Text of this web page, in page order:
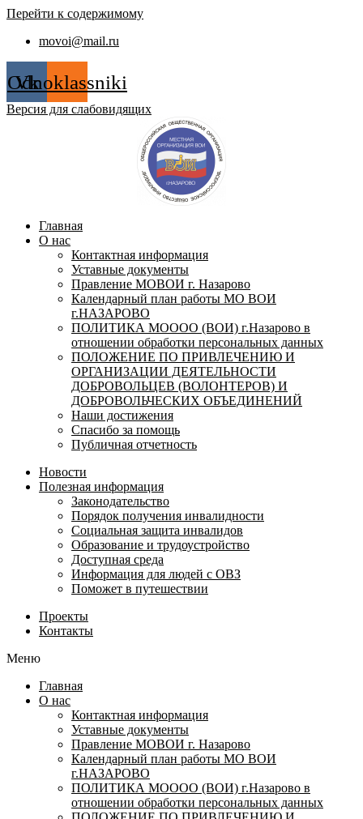
Перейти к содержимому
movoi@mail.ru
Vk
Odnoklassniki
Версия для слабовидящих
Главная
О нас
Контактная информация
Уставные документы
Правление МОВОИ г. Назарово
Календарный план работы МО ВОИ
г.НАЗАРОВО
ПОЛИТИКА МОООО (ВОИ) г.Назарово в
отношении обработки персональных данных
ПОЛОЖЕНИЕ ПО ПРИВЛЕЧЕНИЮ И
ОРГАНИЗАЦИИ ДЕЯТЕЛЬНОСТИ
ДОБРОВОЛЬЦЕВ (ВОЛОНТЕРОВ) И
ДОБРОВОЛЬЧЕСКИХ ОБЪЕДИНЕНИЙ
Наши достижения
Спасибо за помощь
Публичная отчетность
Новости
Полезная информация
Законодательство
Порядок получения инвалидности
Социальная защита инвалидов
Образование и трудоустройство
Доступная среда
Информация для людей с ОВЗ
Поможет в путешествии
Проекты
Контакты
Меню
Главная
О нас
Контактная информация
Уставные документы
Правление МОВОИ г. Назарово
Календарный план работы МО ВОИ
г.НАЗАРОВО
ПОЛИТИКА МОООО (ВОИ) г.Назарово в
отношении обработки персональных данных